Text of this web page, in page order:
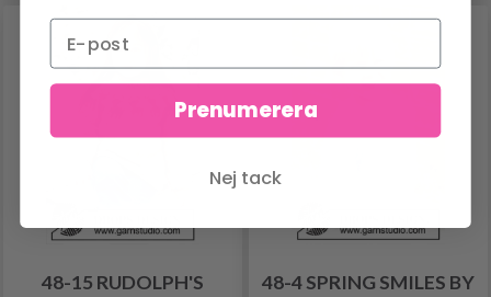
48-15 RUDOLPH'S
48-4 SPRING SMILES BY
Prenumerera
Nej tack